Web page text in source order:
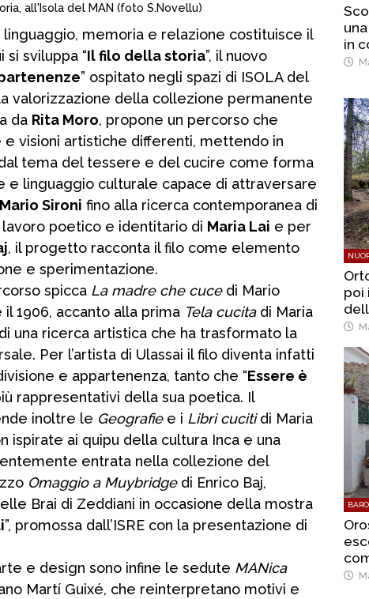
all'Isola del MAN (foto S.Novellu)
linguaggio, memoria e relazione costituisce il
sviluppa “Il filo della storia”, il nuovo
” ospitato negli spazi di ISOLA del
valorizzazione della collezione permanente
da Rita Moro, propone un percorso che
visioni artistiche differenti, mettendo in
tema del tessere e del cucire come forma
e linguaggio culturale capace di attraversare
Mario Sironi fino alla ricerca contemporanea di
lavoro poetico e identitario di Maria Lai e per
, il progetto racconta il filo come elemento
e sperimentazione.
spicca La madre che cucedi Mario
1906, accanto alla prima Tela cucitadi Maria
una ricerca artistica che ha trasformato la
Per l’artista di Ulassai il filo diventa infatti
e appartenenza, tanto che “Essere è
rappresentativi della sua poetica. Il
inoltre le Geografiee i Libri cucitidi Maria
ispirate ai quipu della cultura Inca e una
entrata nella collezione del
Omaggio a Muybridgedi Enrico Baj,
Brai di Zeddiani in occasione della mostra
”, promossa dall’ISRE con la presentazione di
e design sono infine le sedute MANica
Martí Guixé, che reinterpretano motivi e
in
poi